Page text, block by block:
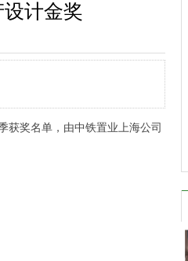
设计金奖
获奖名单，由中铁置业上海公司